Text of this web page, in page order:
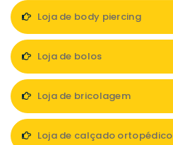
Loja de body piercing
Loja de bolos
Loja de bricolagem
Loja de calçado ortopédico